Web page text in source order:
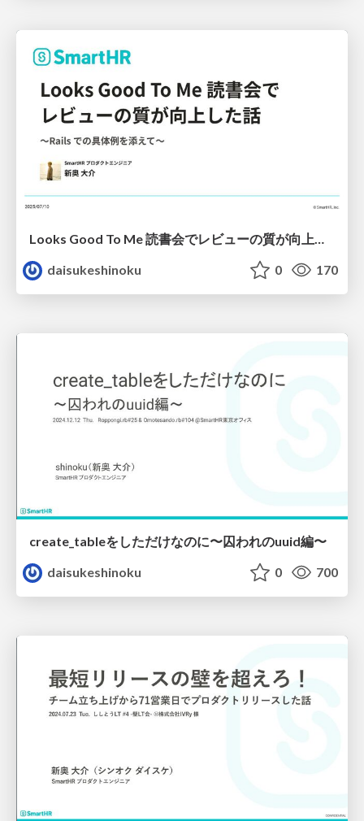
daisukeshinoku
0 170
create_tableをしただけなのに〜囚われのuuid編〜
daisukeshinoku
0 700